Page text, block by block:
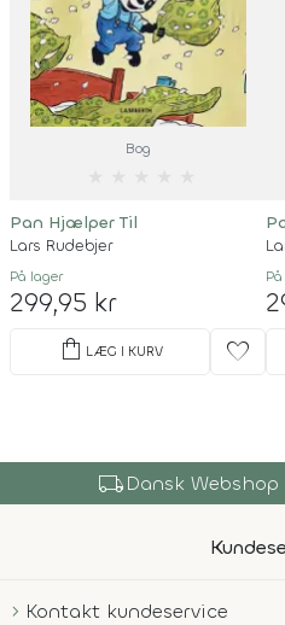
Bog
Pan Hjælper Til
Lars Rudebjer
På lager
299,95 kr
shopping_bag LÆG I KURV favorite
local_shippingDansk
Kontakt kundeservice